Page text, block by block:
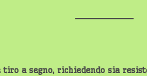
a segno, richiedendo sia